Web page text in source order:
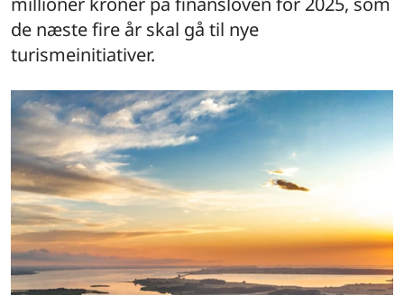
de næste fire år skal gå til nye
turismeinitiativer.